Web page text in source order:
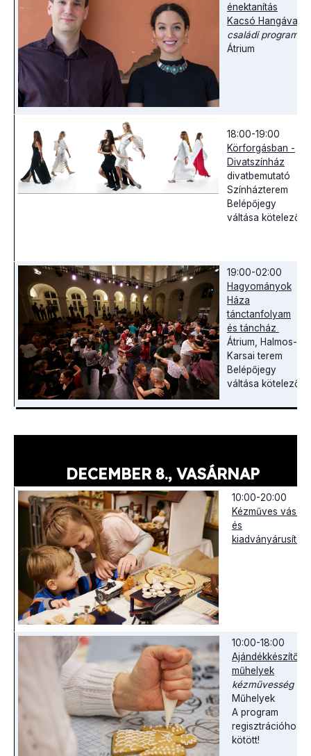
énektanítás
Kacsó Hangával
családi program
Átrium
18:00-19:00
Körforgásban -
Divatszínház
divatbemutató
Színházterem
Belépőjegy
váltása kötelező!
19:00-02:00
Hagyományok
Háza
tánctanfolyam
és táncház
Átrium, Halmos-
Karsai terem
Belépőjegy
váltása kötelező!
DECEMBER 8., VASÁRNAP
10:00-20:00
Kézműves vásár
és
kiadványárusítás
10:00-18:00
Ajándékkészítő
műhelyek
kézművesség
Műhelyek
A program
regisztrációhoz
kötött!